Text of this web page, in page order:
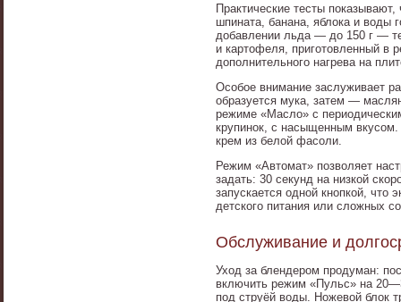
Практические тесты
шпината, банана, яблока и воды
добавлении льда — до 150 г —
и картофеля, приготовленный в
дополнительного нагрева на
Особое внимание заслуживает
образуется мука, затем —
режиме «Масло» с
крупинок, с насыщенным
крем из белой фасоли.
Режим «Автомат» позволяет
задать: 30 секунд на низкой
запускается одной кнопкой, что
детского питания или сложных
Обслуживание и
Уход за блендером продуман:
включить режим «Пульс» на
под струёй воды. Ножевой блок